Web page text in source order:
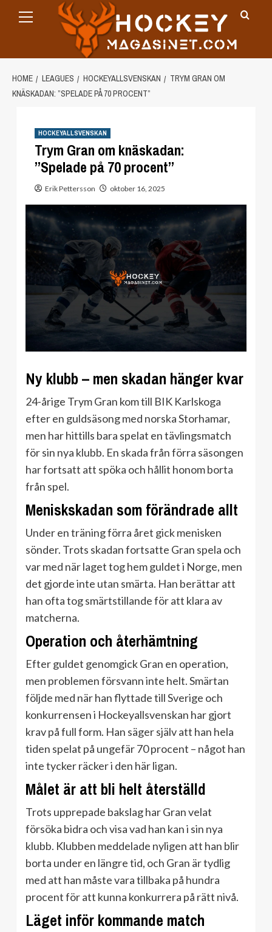
Menu
HOME LEAGUES HOCKEYALLSVENSKAN
TRYM GRAN OM
KNÄSKADAN: ”SPELADE PÅ 70 PROCENT”
HOCKEYALLSVENSKAN
Trym Gran om knäskadan:
”Spelade på 70 procent”
Erik Pettersson oktober 16, 2025
Ny klubb – men skadan hänger kvar
24-årige Trym Gran kom till BIK Karlskoga
efter en guld­säsong med norska Storhamar,
men har hittills bara spelat en tävlingsmatch
för sin nya klubb. En skada från förra säsongen
har fortsatt att spöka och hållit honom borta
från spel.
Meniskskadan som förändrade allt
Under en träning förra året gick menisken
sönder. Trots skadan fortsatte Gran spela och
var med när laget tog hem guldet i Norge, men
det gjorde inte utan smärta. Han berättar att
han ofta tog smärtstillande för att klara av
matcherna.
Operation och återhämtning
Efter guldet genomgick Gran en operation,
men problemen försvann inte helt. Smärtan
följde med när han flyttade till Sverige och
konkurrensen i Hockeyallsvenskan har gjort
krav på full form. Han säger själv att han hela
tiden spelat på ungefär 70 procent – något han
inte tycker räcker i den här ligan.
Målet är att bli helt återställd
Trots upprepade bakslag har Gran velat
försöka bidra och visa vad han kan i sin nya
klubb. Klubben meddelade nyligen att han blir
borta under en längre tid, och Gran är tydlig
med att han måste vara tillbaka på hundra
procent för att kunna konkurrera på rätt nivå.
Läget inför kommande match